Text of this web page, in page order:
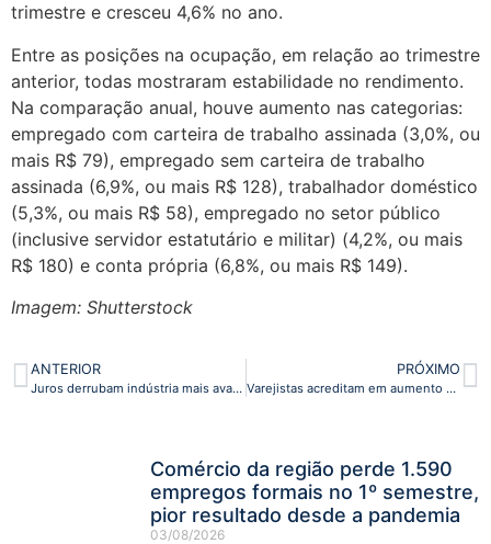
trimestre e cresceu 4,6% no ano.
Entre as posições na ocupação, em relação ao trimestre
anterior, todas mostraram estabilidade no rendimento.
Na comparação anual, houve aumento nas categorias:
empregado com carteira de trabalho assinada (3,0%, ou
mais R$ 79), empregado sem carteira de trabalho
assinada (6,9%, ou mais R$ 128), trabalhador doméstico
(5,3%, ou mais R$ 58), empregado no setor público
(inclusive servidor estatutário e militar) (4,2%, ou mais
R$ 180) e conta própria (6,8%, ou mais R$ 149).
Imagem: Shutterstock
ANTERIOR
Juros derrubam indústria mais avançada no Brasil
PRÓXIMO
Varejistas acreditam em aumento das vendas durante a Black Friday
Comércio da região perde 1.590
empregos formais no 1º semestre,
pior resultado desde a pandemia
03/08/2026